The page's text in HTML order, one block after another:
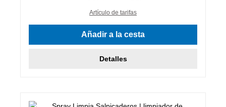
Artículo de tarifas
Añadir a la cesta
Detalles